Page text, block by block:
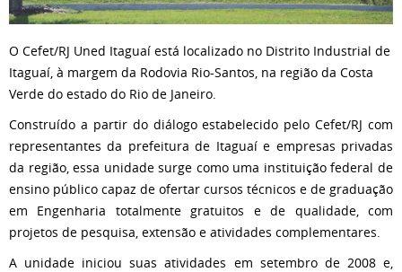
O Cefet/RJ Uned Itaguaí está localizado no Distrito Industrial de
Itaguaí, à margem da Rodovia Rio-Santos, na região da Costa
Verde do estado do Rio de Janeiro.
Construído a partir do diálogo estabelecido pelo Cefet/RJ com
representantes da prefeitura de Itaguaí e empresas privadas
da região, essa unidade surge como uma instituição federal de
ensino público capaz de ofertar cursos técnicos e de graduação
em Engenharia totalmente gratuitos e de qualidade, com
projetos de pesquisa, extensão e atividades complementares.
A unidade iniciou suas atividades em setembro de 2008 e,